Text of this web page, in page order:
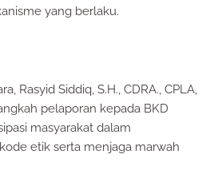
yang berlaku.
Rasyid Siddiq, S.H., CDRA., CPLA,
pelaporan kepada BKD
masyarakat dalam
etik serta menjaga marwah